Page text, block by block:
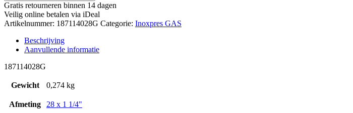
Gratis retourneren binnen 14 dagen
Veilig online betalen via iDeal
Artikelnummer: 187114028G Categorie: Inoxpres GAS
Beschrijving
Aanvullende informatie
187114028G
Gewicht 0,274 kg
Afmeting 28 x 1 1/4"